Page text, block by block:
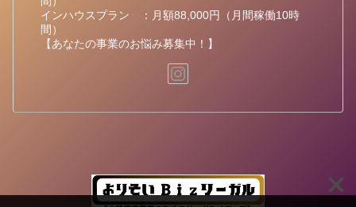
インハウスプラン ：月額88,000円（月間稼働10時
間）
【あなたの事業のお悩み募集中！】